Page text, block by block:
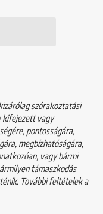
szórakoztatási
kifejezett vagy
pontosságára,
megbízhatóságára,
vagy bármi
támaszkodás
További feltételek a